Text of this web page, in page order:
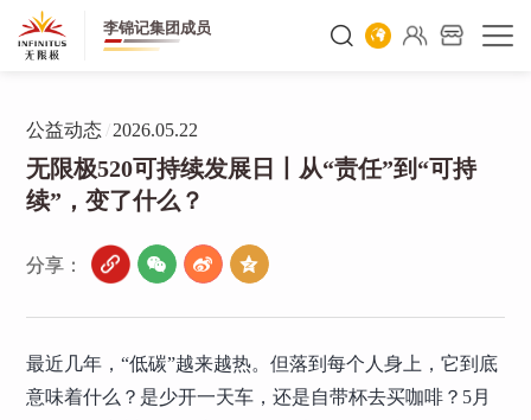
李锦记集团成员
公益动态 /2026.05.22
无限极520可持续发展日丨从“责任”到“可持
续”，变了什么？
分享：
最近几年，“低碳”越来越热。但落到每个人身上，它到底
意味着什么？是少开一天车，还是自带杯去买咖啡？5月